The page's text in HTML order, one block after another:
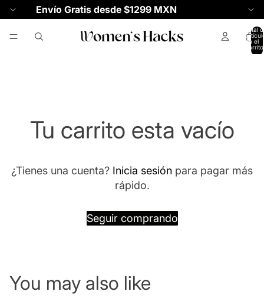
Envío Gratis desde $1299 MXN
Total
en el
Tu carrito esta vacío
¿Tienes una cuenta? Inicia sesión para pagar más
rápido.
Seguir comprando
You may also like